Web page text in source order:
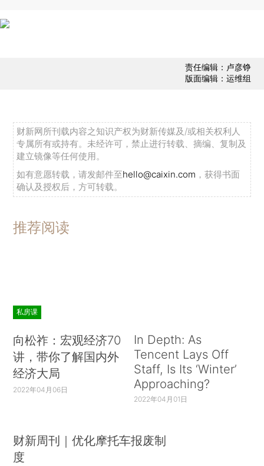
责任编辑：卢彦铮
版面编辑：运维组
财新网所刊载内容之知识产权为财新传媒及/或相关权利人
专属所有或持有。未经许可，禁止进行转载、摘编、复制及
建立镜像等任何使用。
如有意愿转载，请发邮件至hello@caixin.com ，获得书面
确认及授权后，方可转载。
推荐阅读
私房课
向松祚：宏观经济70
讲，带你了解国内外
经济大局
2022年04月06日
In Depth: As
Tencent Lays Off
Staff, Is Its ‘Winter’
Approaching?
2022年04月01日
财新周刊｜优化摩托车报废制
度